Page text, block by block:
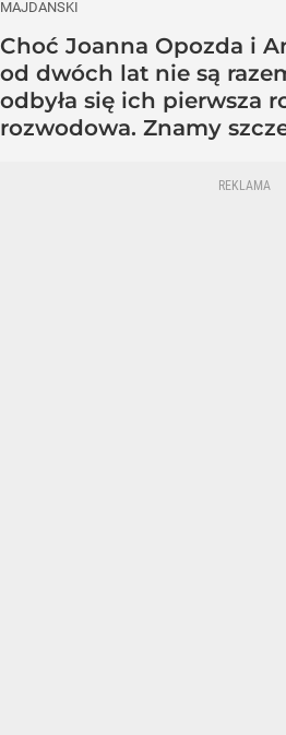
MAJDANSKI
Choć Joanna Opozda i
od dwóch lat nie są
odbyła się ich pierwsza
rozwodowa. Znamy